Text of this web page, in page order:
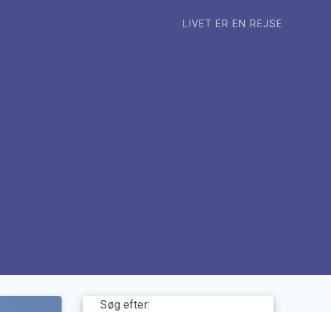
LIVET ER EN REJSE
Søg efter: